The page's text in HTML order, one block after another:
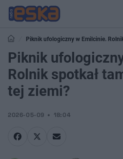
Piknik ufologiczny w Emilcinie.
Piknik
Rolnik spotkał
tej ziemi?
2026-05-09 18:04